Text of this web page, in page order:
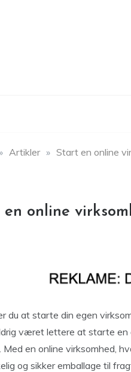
Artikler » Start en online
en online
du at starte din egen
været lettere at starte en
Med en online virksomhed,
og sikker emballage til